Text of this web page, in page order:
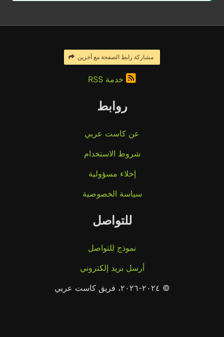
مشاركة رابط الصفحة مع آخرين
خدمة RSS
روابط
عن كاست عربي
شروط الاستخدام
إخلاء مسؤولية
سياسة الخصوصية
للتواصل
نموذج للتواصل
أرسل بريد إلكتروني
© ٢٠٢٤-٢٠٢٦، فريق كاست عربي